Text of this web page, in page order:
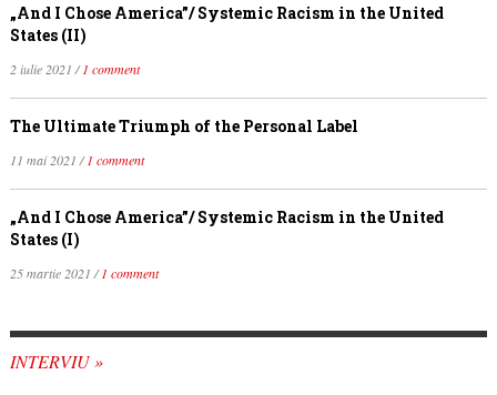
„And I Chose America”/ Systemic Racism in the United
States (II)
2 iulie 2021 /1 comment
The Ultimate Triumph of the Personal Label
11 mai 2021 /1 comment
„And I Chose America”/ Systemic Racism in the United
States (I)
25 martie 2021 /1 comment
INTERVIU »